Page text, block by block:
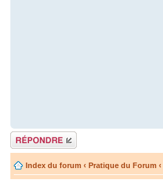
Répondre
Index du forum ‹ Pratique du Forum ‹